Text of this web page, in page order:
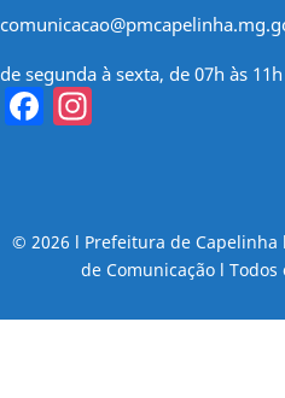
de segunda à sexta, de 07h às
Facebook
© 2026 l Prefeitura de Capelinha
de Comunicação l